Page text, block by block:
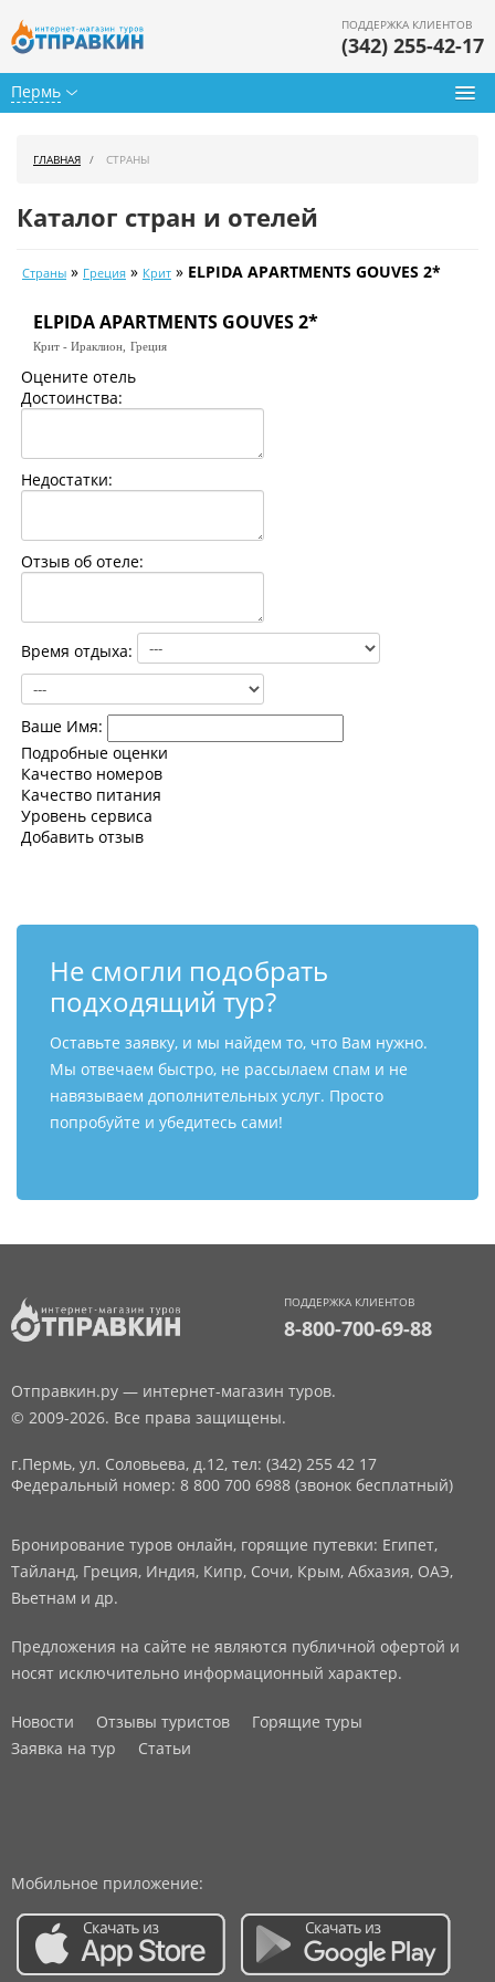
Пермь
ПОДДЕРЖКА КЛИЕНТОВ
(342) 255-42-17
Календарь туров
Цены дня
Страны
ГЛАВНАЯ СТРАНЫ
Каталог стран и отелей
Страны » Греция » Крит » ELPIDA APARTMENTS GOUVES 2*
ELPIDA APARTMENTS GOUVES 2*
Крит - Ираклион, Греция
Оцените отель
Достоинства:
Недостатки:
Отзыв об отеле:
Время отдыха:
Ваше Имя:
Подробные оценки
Качество номеров
Качество питания
Уровень сервиса
Добавить отзыв
Не смогли подобрать
подходящий тур?
Оставьте заявку, и мы найдем то, что Вам нужно.
Мы отвечаем быстро, не рассылаем спам и не
навязываем дополнительных услуг. Просто
попробуйте и убедитесь сами!
ПОДДЕРЖКА КЛИЕНТОВ
8-800-700-69-88
Отправкин.ру — интернет-магазин туров.
© 2009-2026. Все права защищены.
г.Пермь, ул. Соловьева, д.12, тел: (342) 255 42 17
Федеральный номер: 8 800 700 6988 (звонок бесплатный)
Бронирование туров онлайн, горящие путевки: Египет,
Тайланд, Греция, Индия, Кипр, Сочи, Крым, Абхазия, ОАЭ,
Вьетнам и др.
Предложения на сайте не являются публичной офертой и
носят исключительно информационный характер.
Новости Отзывы туристов
Горящие туры
Заявка на тур
Статьи
Мобильное приложение: